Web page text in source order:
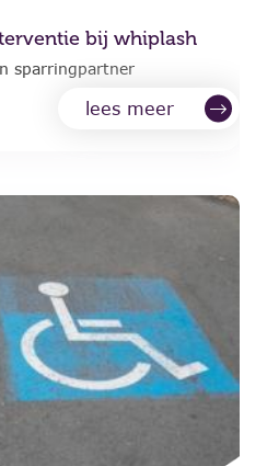
bij whiplash
sparringpartner
lees meer